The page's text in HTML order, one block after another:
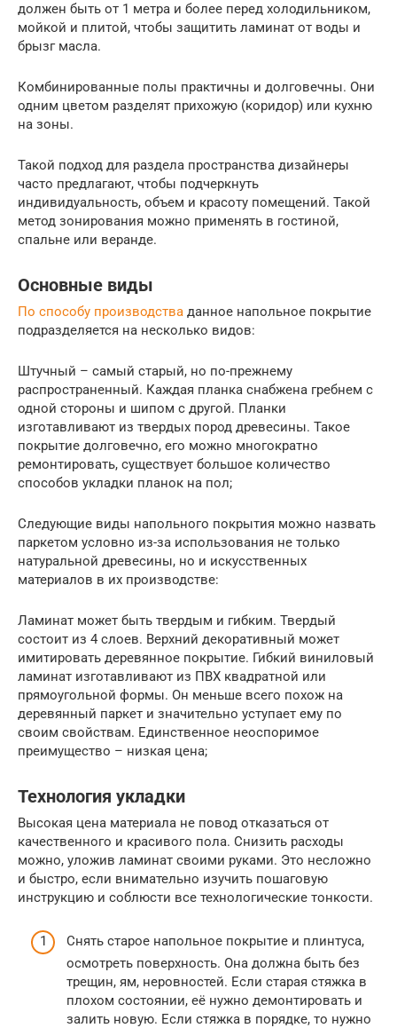
должен быть от 1 метра и более перед холодильником,
мойкой и плитой, чтобы защитить ламинат от воды и
брызг масла.
Комбинированные полы практичны и долговечны. Они
одним цветом разделят прихожую (коридор) или кухню
на зоны.
Такой подход для раздела пространства дизайнеры
часто предлагают, чтобы подчеркнуть
индивидуальность, объем и красоту помещений. Такой
метод зонирования можно применять в гостиной,
спальне или веранде.
Основные виды
По способу производства данное напольное покрытие
подразделяется на несколько видов:
Штучный – самый старый, но по-прежнему
распространенный. Каждая планка снабжена гребнем с
одной стороны и шипом с другой. Планки
изготавливают из твердых пород древесины. Такое
покрытие долговечно, его можно многократно
ремонтировать, существует большое количество
способов укладки планок на пол;
Следующие виды напольного покрытия можно назвать
паркетом условно из-за использования не только
натуральной древесины, но и искусственных
материалов в их производстве:
Ламинат может быть твердым и гибким. Твердый
состоит из 4 слоев. Верхний декоративный может
имитировать деревянное покрытие. Гибкий виниловый
ламинат изготавливают из ПВХ квадратной или
прямоугольной формы. Он меньше всего похож на
деревянный паркет и значительно уступает ему по
своим свойствам. Единственное неоспоримое
преимущество – низкая цена;
Технология укладки
Высокая цена материала не повод отказаться от
качественного и красивого пола. Снизить расходы
можно, уложив ламинат своими руками. Это несложно
и быстро, если внимательно изучить пошаговую
инструкцию и соблюсти все технологические тонкости.
Снять старое напольное покрытие и плинтуса,
осмотреть поверхность. Она должна быть без
трещин, ям, неровностей. Если старая стяжка в
плохом состоянии, её нужно демонтировать и
залить новую. Если стяжка в порядке, то нужно